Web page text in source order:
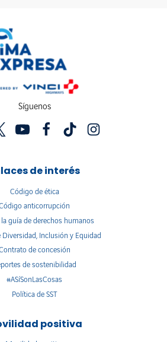
Síguenos
de interés
Código de ética
anticorrupción
la guía de derechos humanos
Diversidad, Inclusión y Equidad
de concesión
de sostenibilidad
#ASíSonLasCosas
Política de SST
positiva